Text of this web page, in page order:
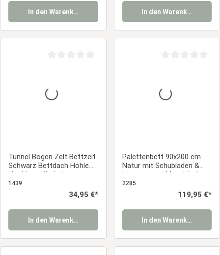
In den Warenkorb In den Warenkorb
Tunnel Bogen Zelt Bettzelt
Schwarz Bettdach Höhle
Hochbett Kinderbett
1439
Regulärer Preis:
34,95 €*
In den Warenkorb
Palettenbett 90x200 cm
Natur mit Schubladen &
Lattenrost – Massivholz
Einzelbett mit Stauraum
2285
Regulärer Preis:
119,95 €*
In den Warenkorb